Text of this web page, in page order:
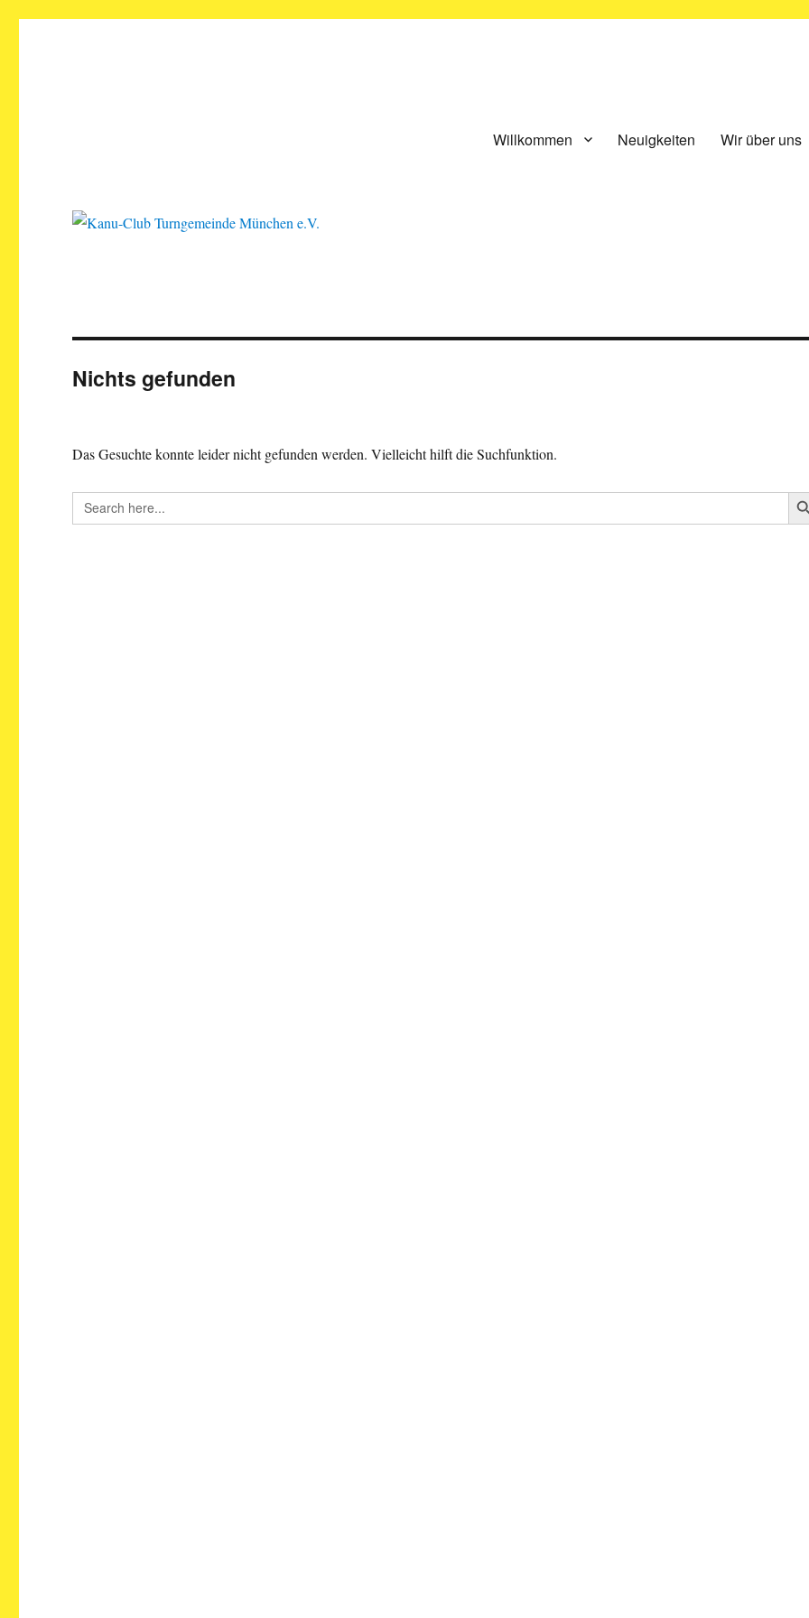
Willkommen Neuigkeiten Wir über uns
Nichts gefunden
Das Gesuchte konnte leider nicht gefunden werden. Vielleicht hilft die Suchfunktion.
Search
for: